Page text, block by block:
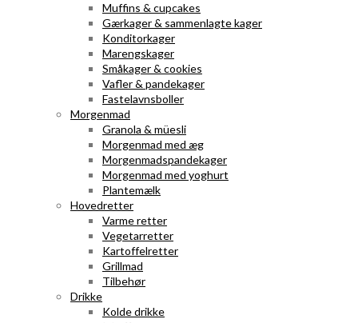
Muffins & cupcakes
Gærkager & sammenlagte kager
Konditorkager
Marengskager
Småkager & cookies
Vafler & pandekager
Fastelavnsboller
Morgenmad
Granola & müesli
Morgenmad med æg
Morgenmadspandekager
Morgenmad med yoghurt
Plantemælk
Hovedretter
Varme retter
Vegetarretter
Kartoffelretter
Grillmad
Tilbehør
Drikke
Kolde drikke